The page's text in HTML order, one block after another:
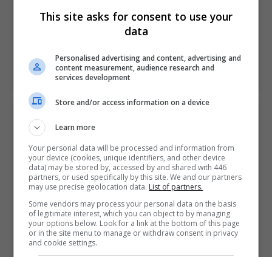
Sony anuncia PlayStation 4 Pro translúcido em
comemoração a 500 milhões de consoles vendidos
ÚLTIMAS NOTÍCIAS
Take-Two diz que sua vendas já são mais
de 90% no formato digital
This site asks for consent to use your
data
Personalised advertising and content, advertising and
content measurement, audience research and
services development
Store and/or access information on a device
Learn more
Your personal data will be processed and information from
your device (cookies, unique identifiers, and other device
data) may be stored by, accessed by and shared with 446
partners, or used specifically by this site. We and our partners
may use precise geolocation data. List of partners.
Some vendors may process your personal data on the basis
of legitimate interest, which you can object to by managing
your options below. Look for a link at the bottom of this page
or in the site menu to manage or withdraw consent in privacy
and cookie settings.